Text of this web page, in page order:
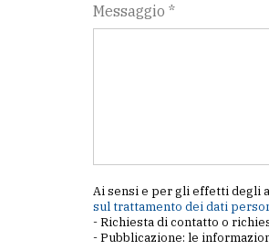
Messaggio *
Ai sensi e per gli effetti degli
sul trattamento dei dati
- Richiesta di contatto o
- Pubblicazione: le